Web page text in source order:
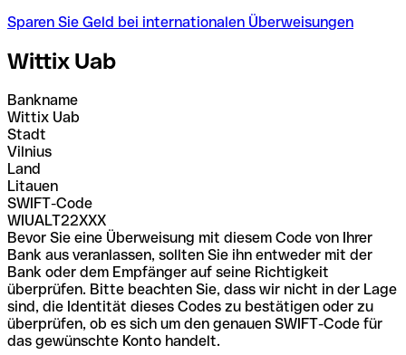
Sparen Sie Geld bei internationalen Überweisungen
Wittix Uab
Bankname
Wittix Uab
Stadt
Vilnius
Land
Litauen
SWIFT-Code
WIUALT22XXX
Bevor Sie eine Überweisung mit diesem Code von Ihrer
Bank aus veranlassen, sollten Sie ihn entweder mit der
Bank oder dem Empfänger auf seine Richtigkeit
überprüfen. Bitte beachten Sie, dass wir nicht in der Lage
sind, die Identität dieses Codes zu bestätigen oder zu
überprüfen, ob es sich um den genauen SWIFT-Code für
das gewünschte Konto handelt.